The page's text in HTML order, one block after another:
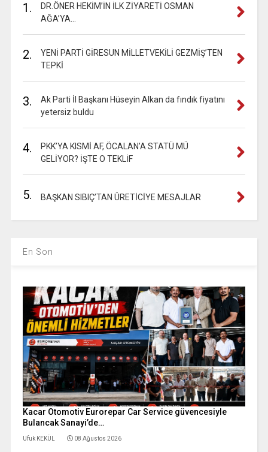
1.
DR.ÖNER HEKİM’İN İLK ZİYARETİ OSMAN
AĞA’YA…
2.
YENİ PARTİ GİRESUN MİLLETVEKİLİ GEZMİŞ’TEN
TEPKİ
3.
Ak Parti İl Başkanı Hüseyin Alkan da fındık fiyatını
yetersiz buldu
4.
PKK’YA KISMİ AF, ÖCALAN’A STATÜ MÜ
GELİYOR? İŞTE O TEKLİF
5. BAŞKAN SIBIÇ’TAN ÜRETİCİYE MESAJLAR
En Son
Kacar Otomotiv Eurorepar Car Service güvencesiyle
Bulancak Sanayi’de…
Ufuk KEKÜL 08 Ağustos 2026